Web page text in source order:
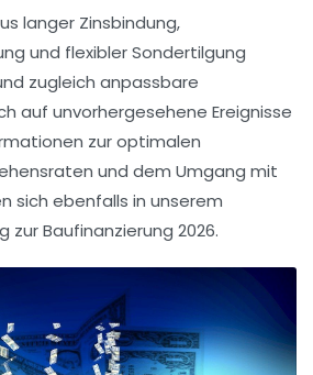
langer Zinsbindung,
und flexibler Sondertilgung
zugleich anpassbare
auf unvorhergesehene Ereignisse
zur optimalen
und dem Umgang mit
sich ebenfalls in unserem
zur Baufinanzierung 2026.